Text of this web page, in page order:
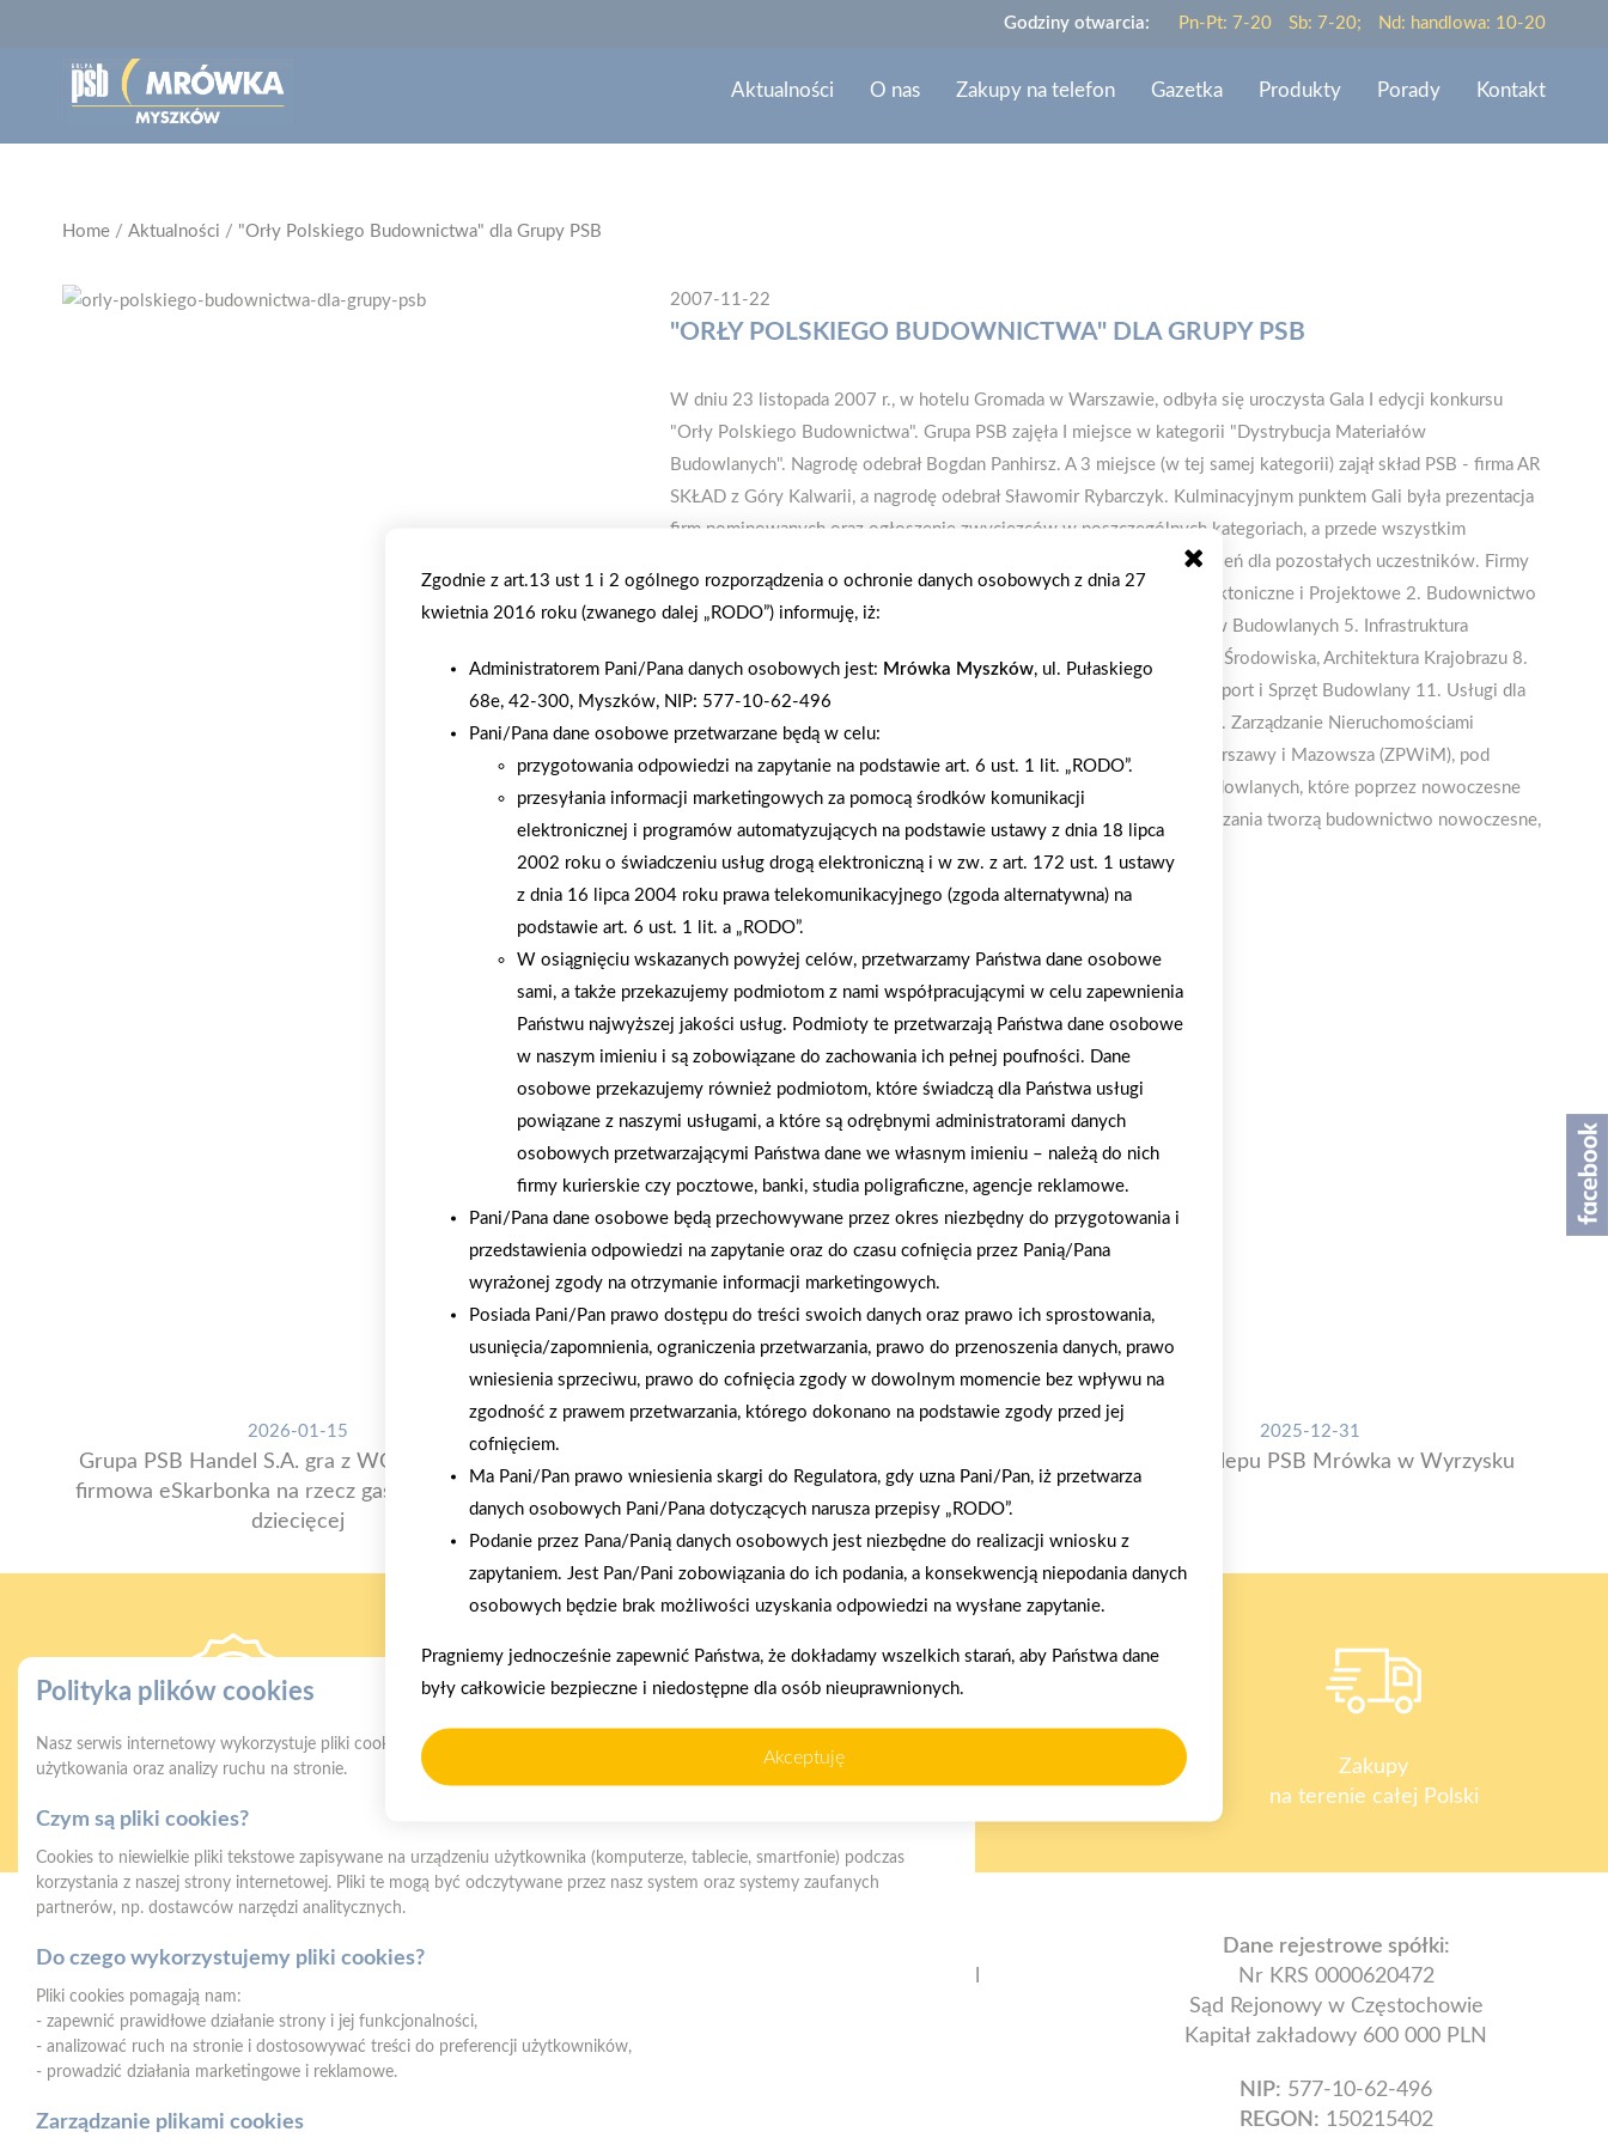
Godziny otwarcia: Pn-Pt: 7-20 Sb: 7-20; Nd: handlowa: 10-20
Aktualności O nas Zakupy na telefon Gazetka Produkty Porady Kontakt
Home / Aktualności / "Orły Polskiego Budownictwa" dla Grupy PSB
2007-11-22
"ORŁY POLSKIEGO BUDOWNICTWA" DLA GRUPY PSB
W dniu 23 listopada 2007 r., w hotelu Gromada w Warszawie, odbyła się uroczysta Gala I edycji konkursu
"Orły Polskiego Budownictwa". Grupa PSB zajęła I miejsce w kategorii "Dystrybucja Materiałów
Budowlanych". Nagrodę odebrał Bogdan Panhirsz. A 3 miejsce (w tej samej kategorii) zajął skład PSB - firma AR
SKŁAD z Góry Kalwarii, a nagrodę odebrał Sławomir Rybarczyk. Kulminacyjnym punktem Gali była prezentacja
firm nominowanych oraz ogłoszenie zwycięzców w poszczególnych kategoriach, a przede wszystkim
wręczenie statuetek dla pierwszych trzech miejsc, jak również wyróżnień dla pozostałych uczestników. Firmy
otrzymywały nominacje w następujących kategoriach: 1. Biura Architektoniczne i Projektowe 2. Budownictwo
Kubaturowe 3. Budownictwo Przemysłowe 4. Dystrybucja Materiałów Budowlanych 5. Infrastruktura
Inżynieryjna i Drogowa 6. Instalatorstwo i Elektrotechnika 7. Ochrona Środowiska, Architektura Krajobrazu 8.
Producenci Materiałów Budowlanych 9. Stolarka Budowlana 10. Transport i Sprzęt Budowlany 11. Usługi dla
Budownictwa 12. Usługi Deweloperskie 13. Wyposażenie Wnętrz 14. Zarządzanie Nieruchomościami
Organizatorem konkursu jest Zarząd i Rada Związku Pracodawców Warszawy i Mazowsza (ZPWiM), pod
patronem Ministra Budownictwa. Konkurs jest skierowany do firm budowlanych, które poprzez nowoczesne
produkty, usługi, technologie, procesy oraz metody organizacji i zarządzania tworzą budownictwo nowoczesne,
bezpieczne i konkurencyjne.
AKTUALNOŚCI
2026-01-15
Grupa PSB Handel S.A. gra z WOŚP. Powstała
firmowa eSkarbonka na rzecz gastroenterologii
dziecięcej
rok strategicznym otwarciem po rebrandingu
2025-12-31
Otwarcie sklepu PSB Mrówka w Wyrzysku
Gwarancja jakości
Zakupy
na terenie całej Polski
Mrówka Myszków
Dane rejestrowe spółki:
Nr KRS 0000620472
Sąd Rejonowy w Częstochowie
Kapitał zakładowy 600 000 PLN
NIP: 577-10-62-496
REGON: 150215402
Zgodnie z art.13 ust 1 i 2 ogólnego rozporządzenia o ochronie danych osobowych z dnia 27
kwietnia 2016 roku (zwanego dalej „RODO”) informuję, iż:
Administratorem Pani/Pana danych osobowych jest: Mrówka Myszków, ul. Pułaskiego
68e, 42-300, Myszków, NIP: 577-10-62-496
Pani/Pana dane osobowe przetwarzane będą w celu:
przygotowania odpowiedzi na zapytanie na podstawie art. 6 ust. 1 lit. „RODO”.
przesyłania informacji marketingowych za pomocą środków komunikacji
elektronicznej i programów automatyzujących na podstawie ustawy z dnia 18 lipca
2002 roku o świadczeniu usług drogą elektroniczną i w zw. z art. 172 ust. 1 ustawy
z dnia 16 lipca 2004 roku prawa telekomunikacyjnego (zgoda alternatywna) na
podstawie art. 6 ust. 1 lit. a „RODO”.
W osiągnięciu wskazanych powyżej celów, przetwarzamy Państwa dane osobowe
sami, a także przekazujemy podmiotom z nami współpracującymi w celu zapewnienia
Państwu najwyższej jakości usług. Podmioty te przetwarzają Państwa dane osobowe
w naszym imieniu i są zobowiązane do zachowania ich pełnej poufności. Dane
osobowe przekazujemy również podmiotom, które świadczą dla Państwa usługi
powiązane z naszymi usługami, a które są odrębnymi administratorami danych
osobowych przetwarzającymi Państwa dane we własnym imieniu – należą do nich
firmy kurierskie czy pocztowe, banki, studia poligraficzne, agencje reklamowe.
Pani/Pana dane osobowe będą przechowywane przez okres niezbędny do przygotowania i
przedstawienia odpowiedzi na zapytanie oraz do czasu cofnięcia przez Panią/Pana
wyrażonej zgody na otrzymanie informacji marketingowych.
Posiada Pani/Pan prawo dostępu do treści swoich danych oraz prawo ich sprostowania,
usunięcia/zapomnienia, ograniczenia przetwarzania, prawo do przenoszenia danych, prawo
wniesienia sprzeciwu, prawo do cofnięcia zgody w dowolnym momencie bez wpływu na
zgodność z prawem przetwarzania, którego dokonano na podstawie zgody przed jej
cofnięciem.
Ma Pani/Pan prawo wniesienia skargi do Regulatora, gdy uzna Pani/Pan, iż przetwarza
danych osobowych Pani/Pana dotyczących narusza przepisy „RODO”.
Podanie przez Pana/Panią danych osobowych jest niezbędne do realizacji wniosku z
zapytaniem. Jest Pan/Pani zobowiązania do ich podania, a konsekwencją niepodania danych
osobowych będzie brak możliwości uzyskania odpowiedzi na wysłane zapytanie.
Pragniemy jednocześnie zapewnić Państwa, że dokładamy wszelkich starań, aby Państwa dane
były całkowicie bezpieczne i niedostępne dla osób nieuprawnionych.
Akceptuję
Polityka plików cookies
Nasz serwis internetowy wykorzystuje pliki cookies w celu zapewnienia prawidłowego działania strony, poprawy komfortu
użytkowania oraz analizy ruchu na stronie.
Czym są pliki cookies?
Cookies to niewielkie pliki tekstowe zapisywane na urządzeniu użytkownika (komputerze, tablecie, smartfonie) podczas
korzystania z naszej strony internetowej. Pliki te mogą być odczytywane przez nasz system oraz systemy zaufanych
partnerów, np. dostawców narzędzi analitycznych.
Do czego wykorzystujemy pliki cookies?
Pliki cookies pomagają nam:
- zapewnić prawidłowe działanie strony i jej funkcjonalności,
- analizować ruch na stronie i dostosowywać treści do preferencji użytkowników,
- prowadzić działania marketingowe i reklamowe.
Zarządzanie plikami cookies